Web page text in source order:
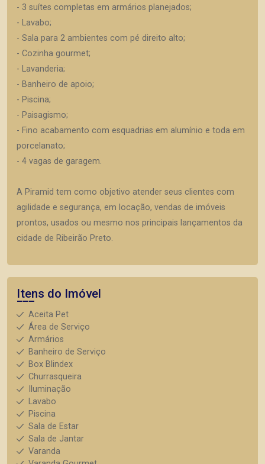
- 3 suítes completas em armários planejados;
- Lavabo;
- Sala para 2 ambientes com pé direito alto;
- Cozinha gourmet;
- Lavanderia;
- Banheiro de apoio;
- Piscina;
- Paisagismo;
- Fino acabamento com esquadrias em alumínio e toda em
porcelanato;
- 4 vagas de garagem.
A Piramid tem como objetivo atender seus clientes com
agilidade e segurança, em locação, vendas de imóveis
prontos, usados ou mesmo nos principais lançamentos da
cidade de Ribeirão Preto.
Itens do Imóvel
Aceita Pet
Área de Serviço
Armários
Banheiro de Serviço
Box Blindex
Churrasqueira
Iluminação
Lavabo
Piscina
Sala de Estar
Sala de Jantar
Varanda